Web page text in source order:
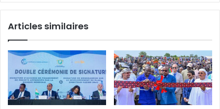
Relations
hors
Articles similaires